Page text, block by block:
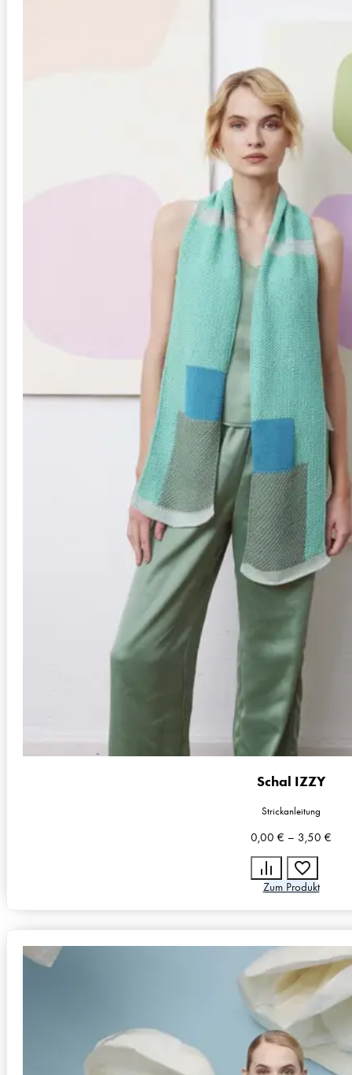
Anleitung in Größen
One Size
Stil
Schal
Schwierigkeit
mittel
Schal IZZY
Strickanleitung
0,00 € – 3,50 €
Zum Produkt